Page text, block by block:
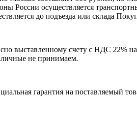
России осуществляется
до подъезда или склада
выставленному счету c НДС 22%
не принимаем.
гарантия на поставляемый